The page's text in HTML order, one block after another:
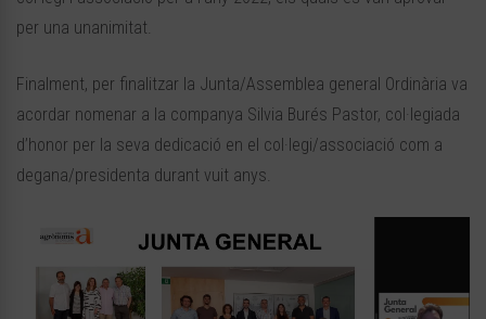
per una unanimitat.
Finalment, per finalitzar la Junta/Assemblea general Ordinària va
acordar nomenar a la companya Silvia Burés Pastor, col·legiada
d’honor per la seva dedicació en el col·legi/associació com a
degana/presidenta durant vuit anys.